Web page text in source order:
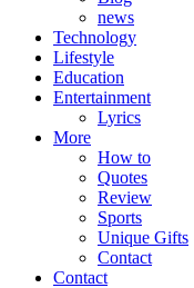
news
Technology
Lifestyle
Education
Entertainment
Lyrics
More
How to
Quotes
Review
Sports
Unique Gifts
Contact
Contact